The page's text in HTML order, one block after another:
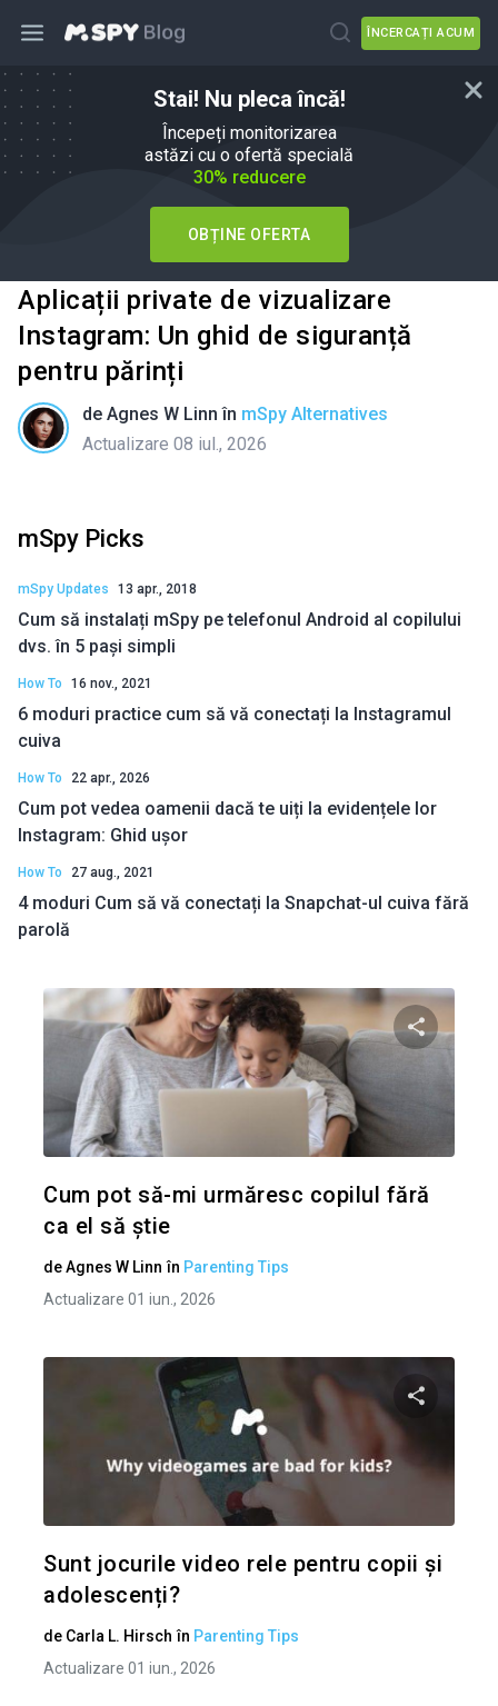
ÎNCERCAȚI ACUM
Stai! Nu pleca încă!
Începeți monitorizarea
astăzi cu o ofertă specială
30% reducere
OBȚINE OFERTA
Aplicații private de vizualizare
Instagram: Un ghid de siguranță
pentru părinți
de Agnes W Linn în mSpy Alternatives
Actualizare 08 iul., 2026
mSpy Picks
mSpy Updates 13 apr., 2018
Cum să instalați mSpy pe telefonul Android al copilului
dvs. în 5 pași simpli
How To 16 nov., 2021
6 moduri practice cum să vă conectați la Instagramul
cuiva
How To 22 apr., 2026
Cum pot vedea oamenii dacă te uiți la evidențele lor
Instagram: Ghid ușor
How To 27 aug., 2021
4 moduri Cum să vă conectați la Snapchat-ul cuiva fără
parolă
Cum pot să-mi urmăresc copilul fără
ca el să știe
deAgnes W Linn în Parenting Tips
Actualizare 01 iun., 2026
Sunt jocurile video rele pentru copii și
adolescenți?
de Carla L. Hirsch în Parenting Tips
Actualizare 01 iun., 2026